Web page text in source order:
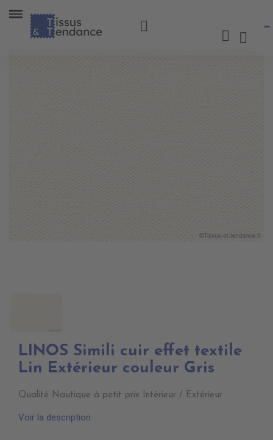
LINOS Simili cuir effet textile
Lin Extérieur couleur Gris
Qualité Nautique à petit prix Intérieur / Extérieur
Voir la description